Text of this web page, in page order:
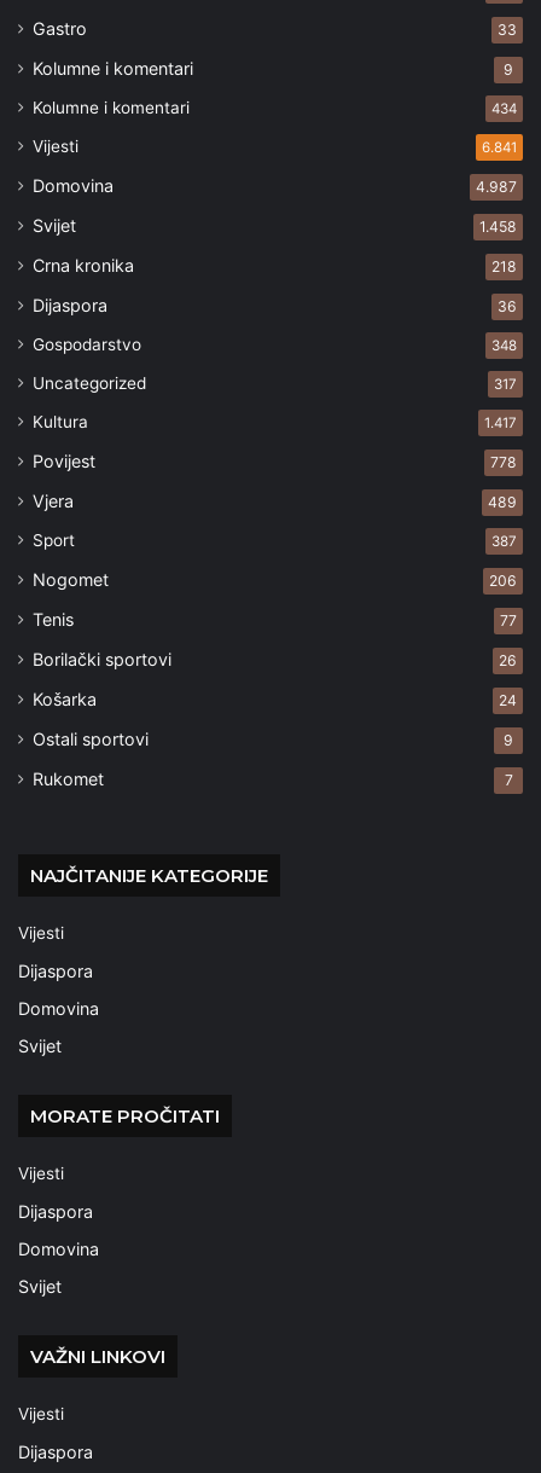
Gastro 33
Kolumne i komentari 9
Kolumne i komentari 434
Vijesti 6.841
Domovina 4.987
Svijet 1.458
Crna kronika 218
Dijaspora 36
Gospodarstvo 348
Uncategorized 317
Kultura 1.417
Povijest 778
Vjera 489
Sport 387
Nogomet 206
Tenis 77
Borilački sportovi 26
Košarka 24
Ostali sportovi 9
Rukomet 7
NAJČITANIJE KATEGORIJE
Vijesti
Dijaspora
Domovina
Svijet
MORATE PROČITATI
Vijesti
Dijaspora
Domovina
Svijet
VAŽNI LINKOVI
Vijesti
Dijaspora